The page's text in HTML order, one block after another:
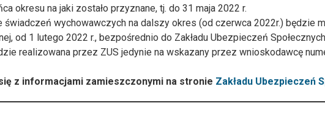
okresu na jaki zostało przyznane, tj. do 31 maja 2022 r.
wychowawczych na dalszy okres (od czerwca 2022r.) będzie
od 1 lutego 2022 r., bezpośrednio do Zakładu Ubezpieczeń
realizowana przez ZUS jedynie na wskazany przez wnioskodawcę
z informacjami zamieszczonymi na stronie Zakładu Ubezpieczeń